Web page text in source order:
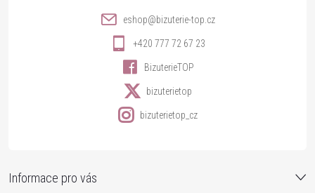
Informace pro vás
eshop@bizuterie-top.cz
+420 777 72 67 23
BizuterieTOP
bizuterietop
bizuterietop_cz